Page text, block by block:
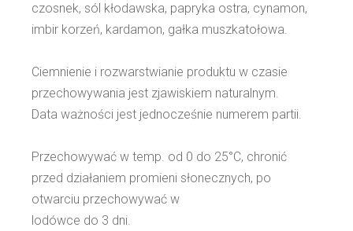
czosnek, sól kłodawska, papryka ostra, cynamon,
imbir korzeń, kardamon, gałka muszkatołowa.
Ciemnienie i rozwarstwianie produktu w czasie
przechowywania jest zjawiskiem naturalnym.
Data ważności jest jednocześnie numerem partii.
Przechowywać w temp. od 0 do 25°C, chronić
przed działaniem promieni słonecznych, po
otwarciu przechowywać w
lodówce do 3 dni.